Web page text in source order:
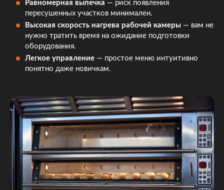
Равномерная выпечка — риск появления
пересушенных участков минимален.
Высокая скорость нагрева рабочей камеры — вам не
нужно тратить время на ожидание подготовки
оборудования.
Легкое управление — простое меню интуитивно
понятно даже новичкам.